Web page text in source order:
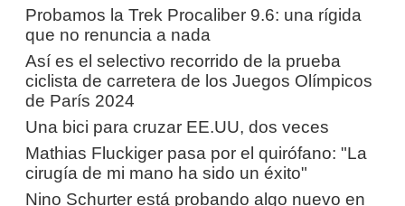
Probamos la Trek Procaliber 9.6: una rígida
que no renuncia a nada
Así es el selectivo recorrido de la prueba
ciclista de carretera de los Juegos Olímpicos
de París 2024
Una bici para cruzar EE.UU, dos veces
Mathias Fluckiger pasa por el quirófano: "La
cirugía de mi mano ha sido un éxito"
Nino Schurter está probando algo nuevo en